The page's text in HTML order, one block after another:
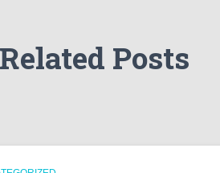
Related Posts